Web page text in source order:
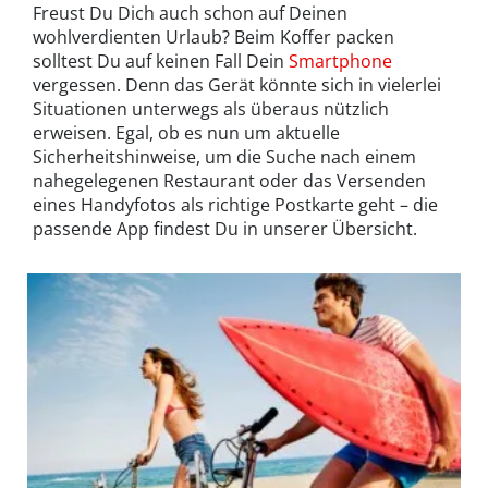
Freust Du Dich auch schon auf Deinen
wohlverdienten Urlaub? Beim Koffer packen
solltest Du auf keinen Fall Dein Smartphone
vergessen. Denn das Gerät könnte sich in vielerlei
Situationen unterwegs als überaus nützlich
erweisen. Egal, ob es nun um aktuelle
Sicherheitshinweise, um die Suche nach einem
nahegelegenen Restaurant oder das Versenden
eines Handyfotos als richtige Postkarte geht – die
passende App findest Du in unserer Übersicht.